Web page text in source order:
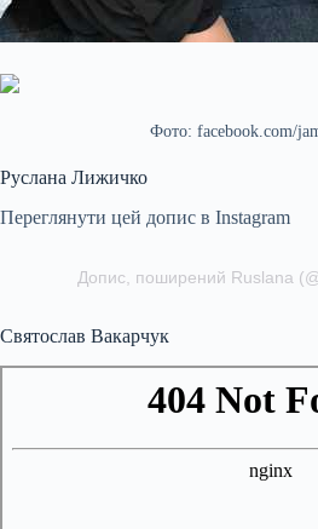
Фото: facebook.com/
Руслана Лижичко
Переглянути цей допис в Instagram
Допис, поширений Ruslana
Святослав Вакарчук